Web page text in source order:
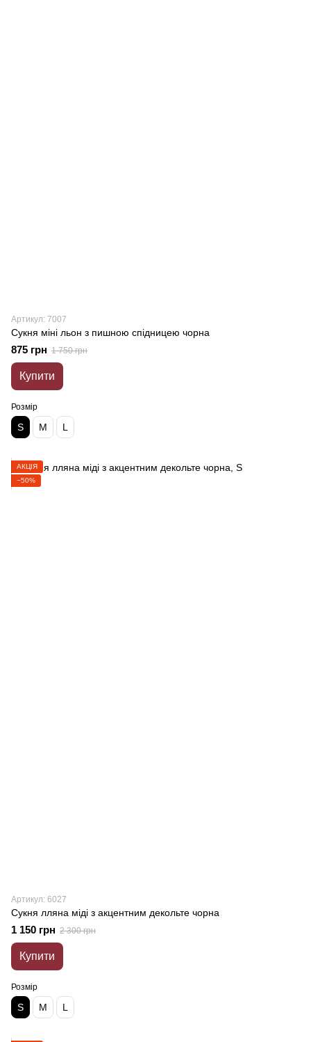
Артикул: 7007
Сукня міні льон з пишною спідницею чорна
875 грн 1 750 грн
Купити
Розмір
S M L
АКЦІЯ
−50%
Артикул: 6027
Сукня лляна міді з акцентним декольте чорна
1 150 грн 2 300 грн
Купити
Розмір
S M L